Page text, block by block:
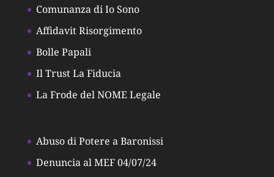
Comunanza di Io Sono
Affidavit Risorgimento
Bolle Papali
Il Trust La Fiducia
La Frode del NOME Legale
Abuso di Potere a Baronissi
Denuncia al MEF 04/07/24